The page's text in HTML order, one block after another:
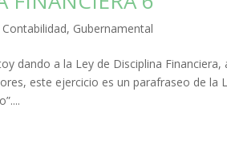
Contabilidad, Gubernamental
dando a la Ley de Disciplina
este ejercicio es un parafraseo de la